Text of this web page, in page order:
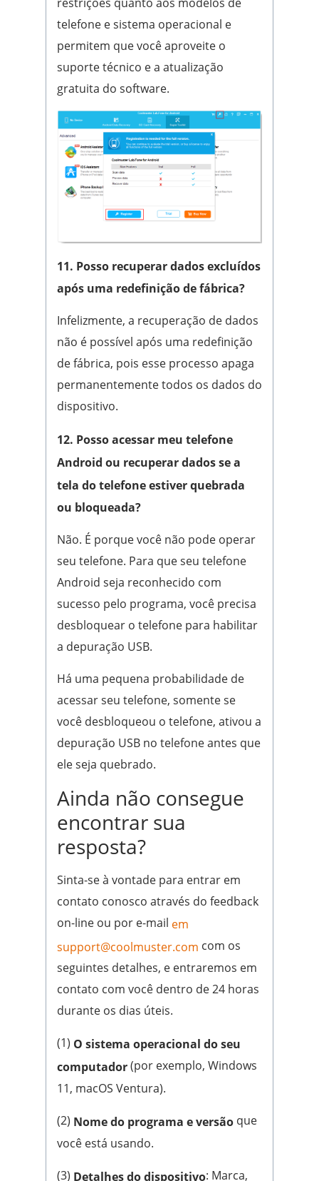
telefone e sistema operacional e
permitem que você aproveite o
suporte técnico e a atualização
gratuita do software.
11. Posso recuperar dados excluídos
após uma redefinição de fábrica?
Infelizmente, a recuperação de dados
não é possível após uma redefinição
de fábrica, pois esse processo apaga
permanentemente todos os dados do
dispositivo.
12. Posso acessar meu telefone
Android ou recuperar dados se a
tela do telefone estiver quebrada
ou bloqueada?
Não. É porque você não pode operar
seu telefone. Para que seu telefone
Android seja reconhecido com
sucesso pelo programa, você precisa
desbloquear o telefone para habilitar
a depuração USB.
Há uma pequena probabilidade de
acessar seu telefone, somente se
você desbloqueou o telefone, ativou a
depuração USB no telefone antes que
ele seja quebrado.
Ainda não consegue
encontrar sua
resposta?
Sinta-se à vontade para entrar em
contato conosco através do feedback
on-line ou por e-mail em
support@coolmuster.com com os
seguintes detalhes, e entraremos em
contato com você dentro de 24 horas
durante os dias úteis.
(1) O sistema operacional do seu
computador(por exemplo, Windows
11, macOS Ventura).
(2) Nome do programa e versão que
você está usando.
(3) Detalhes do dispositivo: Marca,